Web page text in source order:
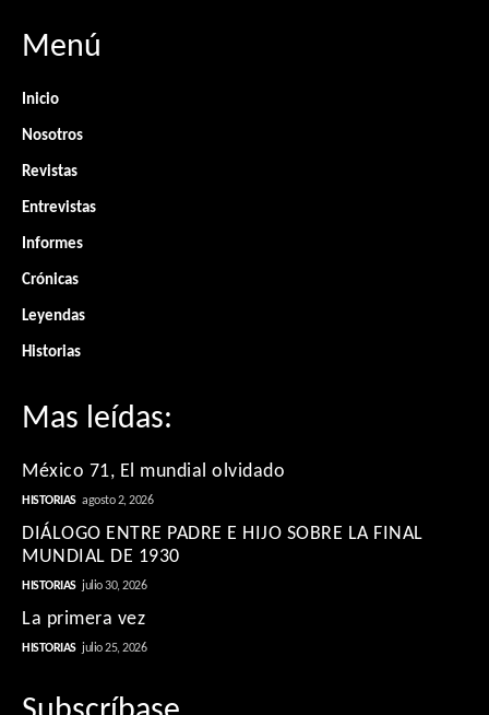
Menú
Inicio
Nosotros
Revistas
Entrevistas
Informes
Crónicas
Leyendas
Historias
Mas leídas:
México 71, El mundial olvidado
HISTORIAS agosto 2, 2026
DIÁLOGO ENTRE PADRE E HIJO SOBRE LA FINAL
MUNDIAL DE 1930
HISTORIAS julio 30, 2026
La primera vez
HISTORIAS julio 25, 2026